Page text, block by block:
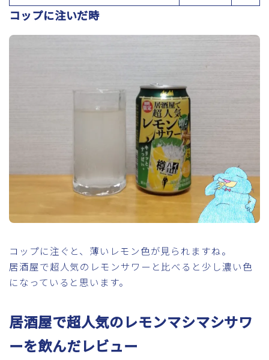
コップに注いだ時
コップに注ぐと、薄いレモン色が見られますね。
居酒屋で超人気のレモンサワーと比べると少し濃い色
になっていると思います。
居酒屋で超人気のレモンマシマシサワ
ーを飲んだレビュー